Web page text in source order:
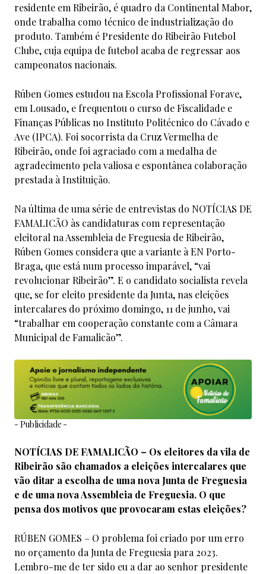
residente em Ribeirão, é quadro da Continental Mabor,
onde trabalha como técnico de industrialização do
produto. Também é Presidente do Ribeirão Futebol
Clube, cuja equipa de futebol acaba de regressar aos
campeonatos nacionais.
Rúben Gomes estudou na Escola Profissional Forave,
em Lousado, e frequentou o curso de Fiscalidade e
Finanças Públicas no Instituto Politécnico do Cávado e
Ave (IPCA). Foi socorrista da Cruz Vermelha de
Ribeirão, onde foi agraciado com a medalha de
agradecimento pela valiosa e espontânea colaboração
prestada à Instituição.
Na última de uma série de entrevistas do NOTÍCIAS DE
FAMALICÃO às candidaturas com representação
eleitoral na Assembleia de Freguesia de Ribeirão,
Rúben Gomes considera que a variante à EN Porto-
Braga, que está num processo imparável, “vai
revolucionar Ribeirão”. E o candidato socialista revela
que, se for eleito presidente da Junta, nas eleições
intercalares do próximo domingo, 11 de junho, vai
“trabalhar em cooperação constante com a Câmara
Municipal de Famalicão”.
- Publicidade -
NOTÍCIAS DE FAMALICÃO – Os eleitores da vila de
Ribeirão são chamados a eleições intercalares que
vão ditar a escolha de uma nova Junta de Freguesia
e de uma nova Assembleia de Freguesia. O que
pensa dos motivos que provocaram estas eleições?
RÚBEN GOMES – O problema foi criado por um erro
no orçamento da Junta de Freguesia para 2023.
Lembro-me de ter sido eu a dar ao senhor presidente